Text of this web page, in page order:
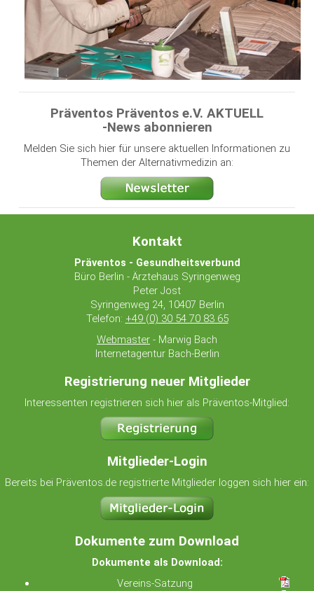
Präventos Präventos e.V. AKTUELL
-News abonnieren
Melden Sie sich hier für unsere aktuellen Informationen zu
Themen der Alternativmedizin an:
Kontakt
Präventos - Gesundheitsverbund
Büro Berlin - Ärztehaus Syringenweg
Peter Jost
Syringenweg 24, 10407 Berlin
Telefon: +49 (0) 30 54 70 83 65
Webmaster - Marwig Bach
Internetagentur Bach-Berlin
Registrierung neuer Mitglieder
Interessenten registrieren sich hier als Präventos-Mitglied:
Mitglieder-Login
Bereits bei Präventos.de registrierte Mitglieder loggen sich hier ein:
Dokumente zum Download
Dokumente als Download:
Vereins-Satzung